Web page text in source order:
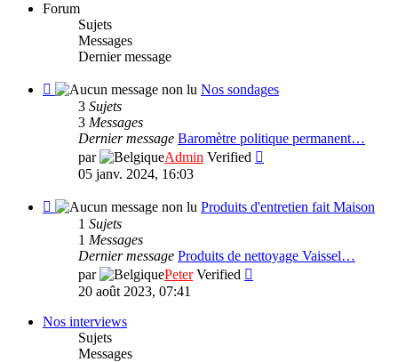
Forum
Sujets
Messages
Dernier message
Flux
sondages
Nos sondages
3 Sujets
3 Messages
Dernier message Baromètre politique permanent…
par
Admin Verified
message
05 janv. 2024, 16:03
Flux
Produits
d'entretien
Maison
Produits d'entretien fait Maison
1 Sujets
1 Messages
Dernier message Produits de nettoyage Vaissel…
par
Peter Verified
20 août 2023, 07:41
Nos interviews
Sujets
Messages